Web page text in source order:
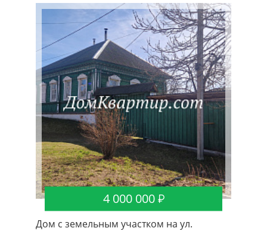
4 000 000
Дом с земельным участком на ул.